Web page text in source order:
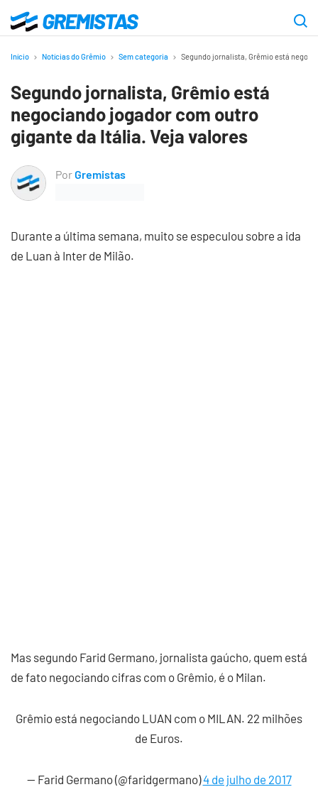
para
principal
Gremistas
Início Notícias do Grêmio Sem categoria Segundo jornalista, Grêmio está
Segundo jornalista, Grêmio está
negociando jogador com outro
gigante da Itália. Veja valores
PorGremistas
Durante a última semana, muito se especulou sobre a ida
de Luan à Inter de Milão.
Mas segundo Farid Germano, jornalista gaúcho, quem está
de fato negociando cifras com o Grêmio, é o Milan.
Grêmio está negociando LUAN com o MILAN. 22 milhões
de Euros.
— Farid Germano (@faridgermano)4 de julho de 2017